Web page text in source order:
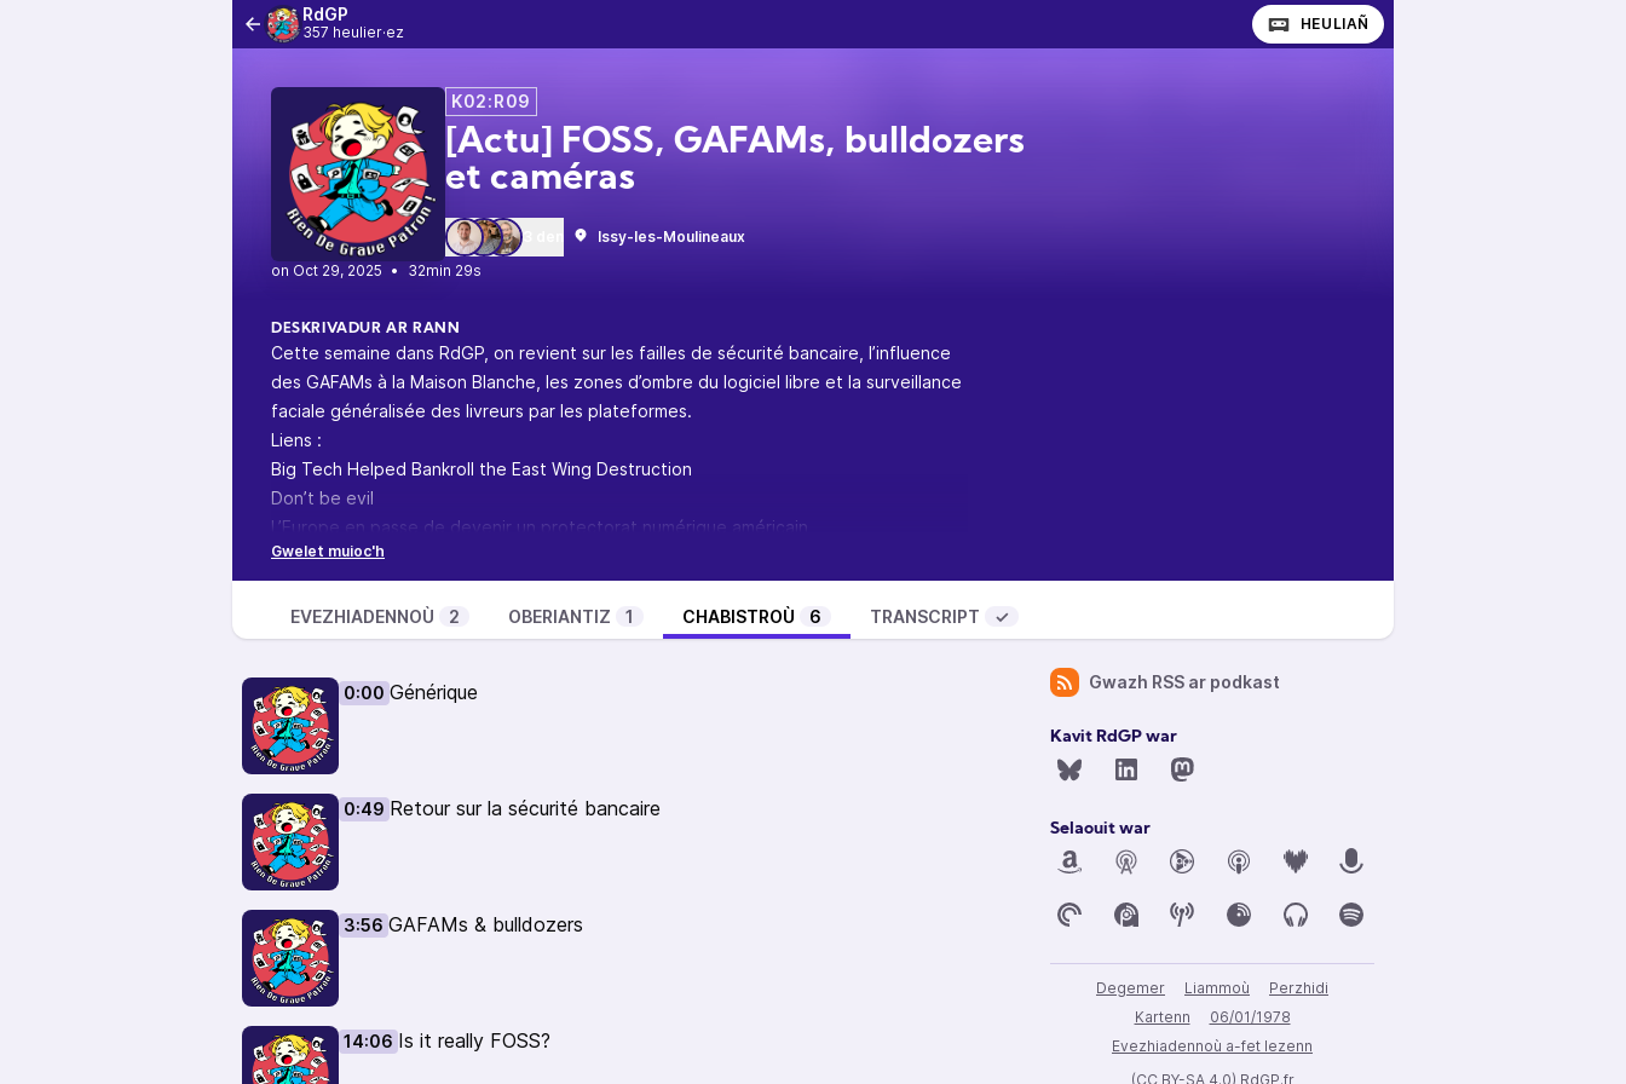
RdGP
357 heulier·ez HEULIAÑ
K02:R09
[Actu] FOSS, GAFAMs, bulldozers
et caméras
Issy-les-Moulineaux
•
32min 29s
DESKRIVADUR AR RANN
Cette semaine dans RdGP, on revient sur les failles de sécurité bancaire, l’influence
des GAFAMs à la Maison Blanche, les zones d’ombre du logiciel libre et la surveillance
faciale généralisée des livreurs par les plateformes.
Liens :
Big Tech Helped Bankroll the East Wing Destruction
Don’t be evil
L’Europe en passe de devenir un protectorat numérique américain
is it really FOSS?
Podcast Projets Libres
Le non-logiciel libre par l’exemple
La reconnaissance faciale, une contrainte de plus pour les livreurs de repas(accès
Passez au “Podcasts 2.0” (transcriptions, chapitres, géo-localisation, interactions
directes) avec :
Castopod
Mastodon
EVEZHIADENNOÙ 2 OBERIANTIZ 1 CHABISTROÙ 6 TRANSCRIPT ✓
0:00 Générique
0:49 Retour sur la sécurité bancaire
3:56 GAFAMs & bulldozers
14:06 Is it really FOSS?
Gwazh RSS ar podkast
Kavit RdGP war
Selaouit war
Degemer Liammoù
Perzhidi
Kartenn
06/01/1978
Evezhiadennoù a-fet lezenn
(CC BY-SA 4.0) RdGP.fr